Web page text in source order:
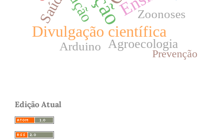
Divulgação científica
Agroecologia
Zoonoses
Arduino
Prevenção
Edição Atual